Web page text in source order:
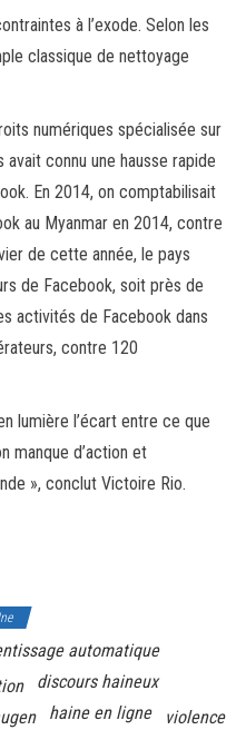
à l’exode. Selon les
classique de nettoyage
numériques spécialisée sur
connu une hausse rapide
En 2014, on comptabilisait
au Myanmar en 2014, contre
de cette année, le pays
de Facebook, soit près de
activités de Facebook dans
contre 120
lumière l’écart entre ce que
manque d’action et
», conclut Victoire Rio.
automatique
discours haineux
haine en ligne
violence